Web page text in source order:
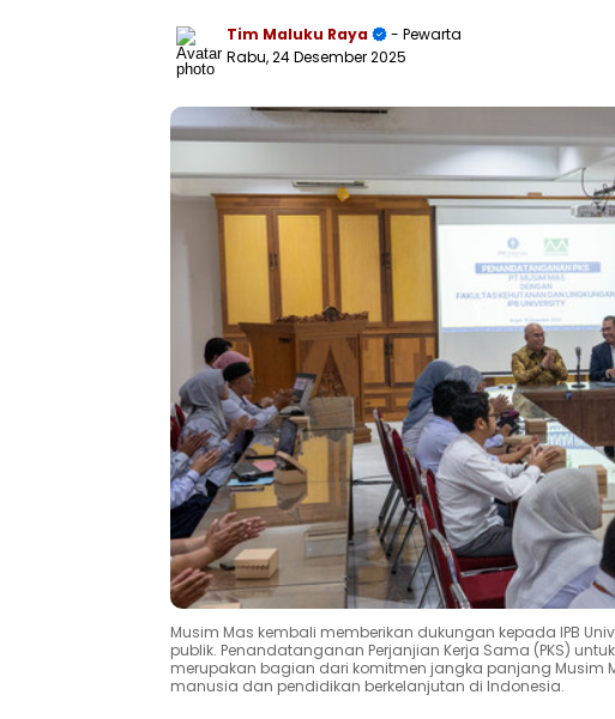
Tim Maluku Raya
- Pewarta
Rabu, 24 Desember 2025
Musim Mas kembali memberikan dukungan kepada IPB
publik. Penandatanganan Perjanjian Kerja Sama (PKS)
merupakan bagian dari komitmen jangka panjang
manusia dan pendidikan berkelanjutan di Indonesia.